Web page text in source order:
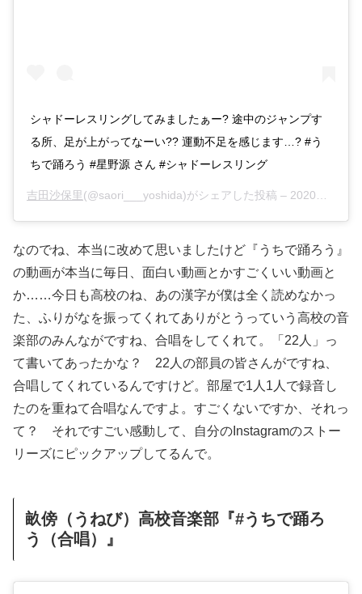
シャドーレスリングしてみましたぁー? 途中のジャンプす
る所、足が上がってなーい?? 運動不足を感じます…? #う
ちで踊ろう #星野源 さん #シャドーレスリング
吉田沙保里(@saori___yoshida)がシェアした投稿 – 2020年 4月月11日午前6時24分PDT
なのでね、本当に改めて思いましたけど『うちで踊ろう』
の動画が本当に毎日、面白い動画とかすごくいい動画と
か……今日も高校のね、あの漢字が僕は全く読めなかっ
た、ふりがなを振ってくれてありがとうっていう高校の音
楽部のみんながですね、合唱をしてくれて。「22人」っ
て書いてあったかな？ 22人の部員の皆さんがですね、
合唱してくれているんですけど。部屋で1人1人で録音し
たのを重ねて合唱なんですよ。すごくないですか、それっ
て？ それですごい感動して、自分のInstagramのストー
リーズにピックアップしてるんで。
畝傍（うねび）高校音楽部『#うちで踊ろ
う（合唱）』